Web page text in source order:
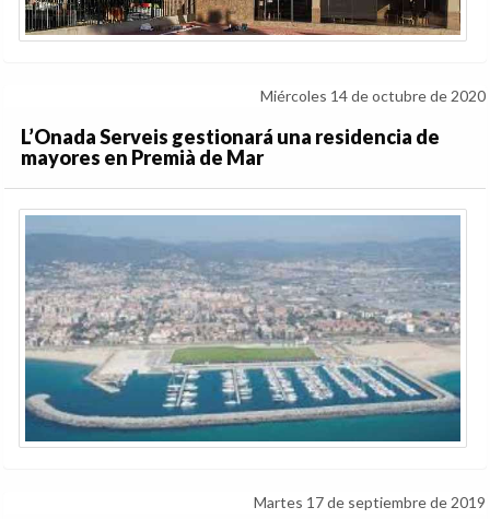
Miércoles 14 de octubre de 2020
L’Onada Serveis gestionará una residencia de
mayores en Premià de Mar
Martes 17 de septiembre de 2019